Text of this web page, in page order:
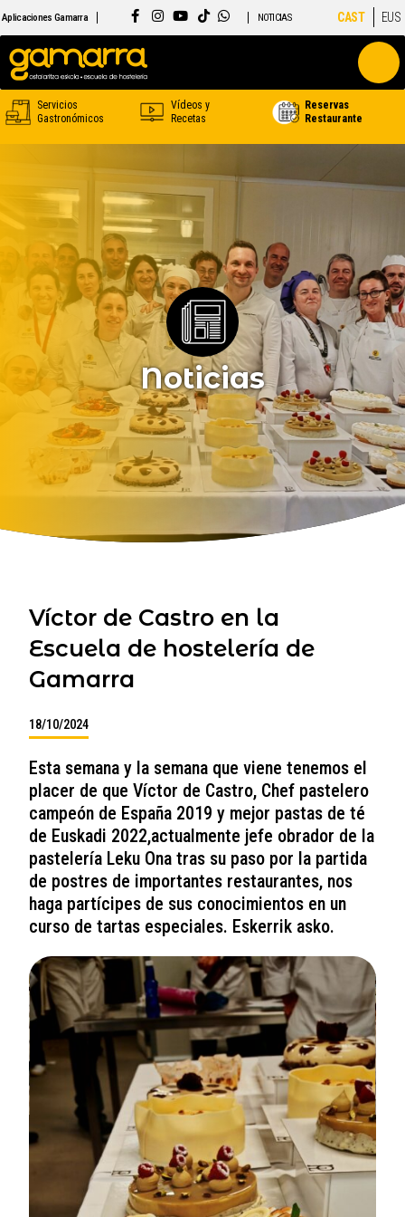
Aplicaciones Gamarra NOTICIAS CAST EUS
Servicios
Gastronómicos
Vídeos y
Recetas
Reservas
Restaurante
Noticias
Víctor de Castro en la
Escuela de hostelería de
Gamarra
18/10/2024
Esta semana y la semana que viene tenemos el
placer de que Víctor de Castro, Chef pastelero
campeón de España 2019 y mejor pastas de té
de Euskadi 2022,actualmente jefe obrador de la
pastelería Leku Ona tras su paso por la partida
de postres de importantes restaurantes, nos
haga partícipes de sus conocimientos en un
curso de tartas especiales. Eskerrik asko.